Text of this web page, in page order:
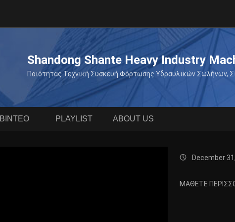
Shandong Shante Heavy Industry
Ποιότητας Τεχνική Συσκευή Φόρτωσης Υδραυλικών Σωλήνων,
ΒΊΝΤΕΟ PLAYLIST ABOUT US
December
ΜΆΘΕΤΕ